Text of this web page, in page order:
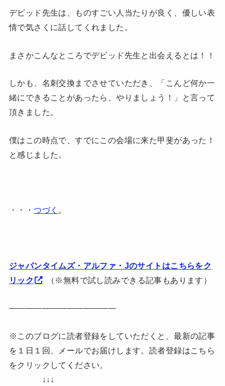
デビッド先生は、ものすごい人当たりが良く、優しい表
情で気さくに話してくれました。
まさかこんなところでデビッド先生と出会えるとは！！
しかも、名刺交換までさせていただき、「こんど何か一
緒にできることがあったら、やりましょう！」と言って
頂きました。
僕はこの時点で、すでにこの会場に来た甲斐があった！
と感じました。
・・・つづく 。
ジャパンタイムズ・アルファ・Jのサイトはこちらをク
リック
（※無料で試し読みできる記事もあります）
—————————————
※このブログに読者登録をしていただくと、最新の記事
を１日１回、メールでお届けします。読者登録はこちら
をクリックしてください。
↓↓↓